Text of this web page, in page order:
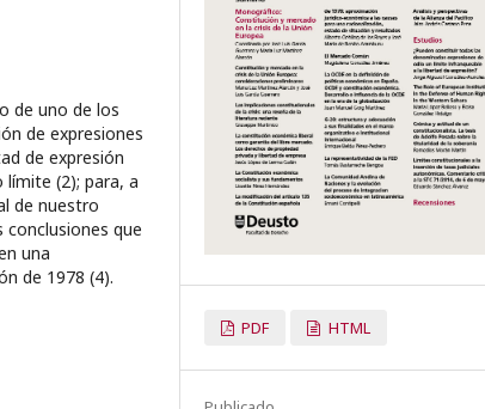
de uno de los
de expresiones
de expresión
(2); para, a
de nuestro
que
una
de 1978 (4).
PDF HTML